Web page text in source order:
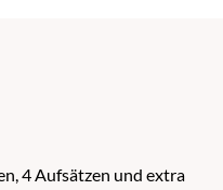
4 Aufsätzen und extra